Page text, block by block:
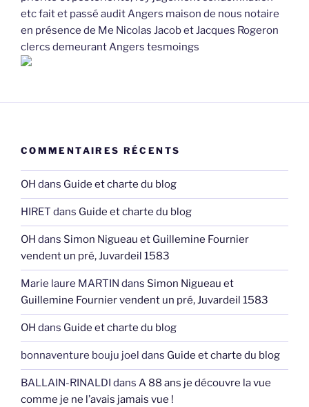
etc fait et passé audit Angers maison de nous notaire
en présence de Me Nicolas Jacob et Jacques Rogeron
clercs demeurant Angers tesmoings
COMMENTAIRES RÉCENTS
OH dans Guide et charte du blog
HIRET dans Guide et charte du blog
OH dans Simon Nigueau et Guillemine Fournier
vendent un pré, Juvardeil 1583
Marie laure MARTIN dans Simon Nigueau et
Guillemine Fournier vendent un pré, Juvardeil 1583
OH dans Guide et charte du blog
bonnaventure bouju joel dans Guide et charte du blog
BALLAIN-RINALDI dans A 88 ans je découvre la vue
comme je ne l’avais jamais vue !